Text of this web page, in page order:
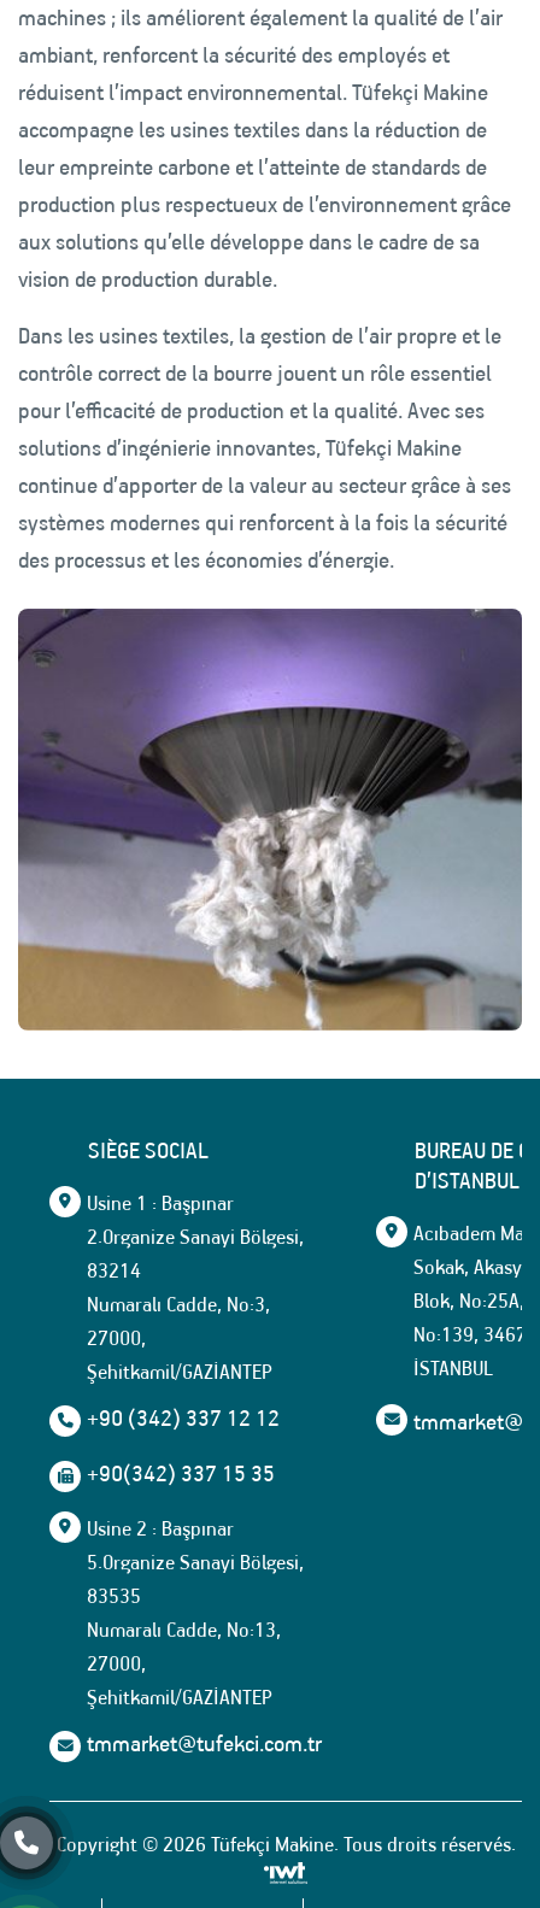
machines ; ils améliorent également la qualité de l’air
ambiant, renforcent la sécurité des employés et
réduisent l’impact environnemental. Tüfekçi Makine
accompagne les usines textiles dans la réduction de
leur empreinte carbone et l’atteinte de standards de
production plus respectueux de l’environnement grâce
aux solutions qu’elle développe dans le cadre de sa
vision de production durable.
Dans les usines textiles, la gestion de l’air propre et le
contrôle correct de la bourre jouent un rôle essentiel
pour l’efficacité de production et la qualité. Avec ses
solutions d’ingénierie innovantes, Tüfekçi Makine
continue d’apporter de la valeur au secteur grâce à ses
systèmes modernes qui renforcent à la fois la sécurité
des processus et les économies d’énergie.
SIÈGE SOCIAL
Usine 1 : Başpınar
2.Organize Sanayi Bölgesi,
83214
Numaralı Cadde, No:3,
27000,
Şehitkamil/GAZİANTEP
+90 (342) 337 12 12
+90(342) 337 15 35
Usine 2 : Başpınar
5.Organize Sanayi Bölgesi,
83535
Numaralı Cadde, No:13,
27000,
Şehitkamil/GAZİANTEP
tmmarket@tufekci.com.tr
BUREAU DE
D’ISTANBUL
Acıbadem
Sokak, Akasya
Blok, No:25A,
No:139,
İSTANBUL
Copyright © 2026 Tüfekçi Makine. Tous droits réservés.